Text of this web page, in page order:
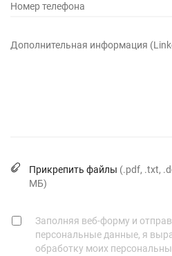
Номер телефона
Дополнительная информация
Прикрепить файлы (.pdf, .txt,
МБ)
Заполняя веб-форму и
персональные данные, я
обработку моих